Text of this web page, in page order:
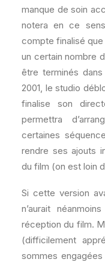
manque de soin
notera en ce
compte finalisé
un certain nombre
être terminés
2001, le studio
finalise son
permettra
certaines
rendre ses ajouts
du film (on est loin
Si cette version
n’aurait
réception du film.
(difficilement
sommes